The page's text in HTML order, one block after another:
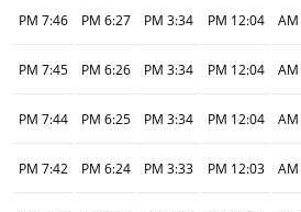
12:04 PM
3:34 PM
6:27 PM
7:46 PM
12:04 PM
3:34 PM
6:26 PM
7:45 PM
12:04 PM
3:34 PM
6:25 PM
7:44 PM
12:03 PM
3:33 PM
6:24 PM
7:42 PM